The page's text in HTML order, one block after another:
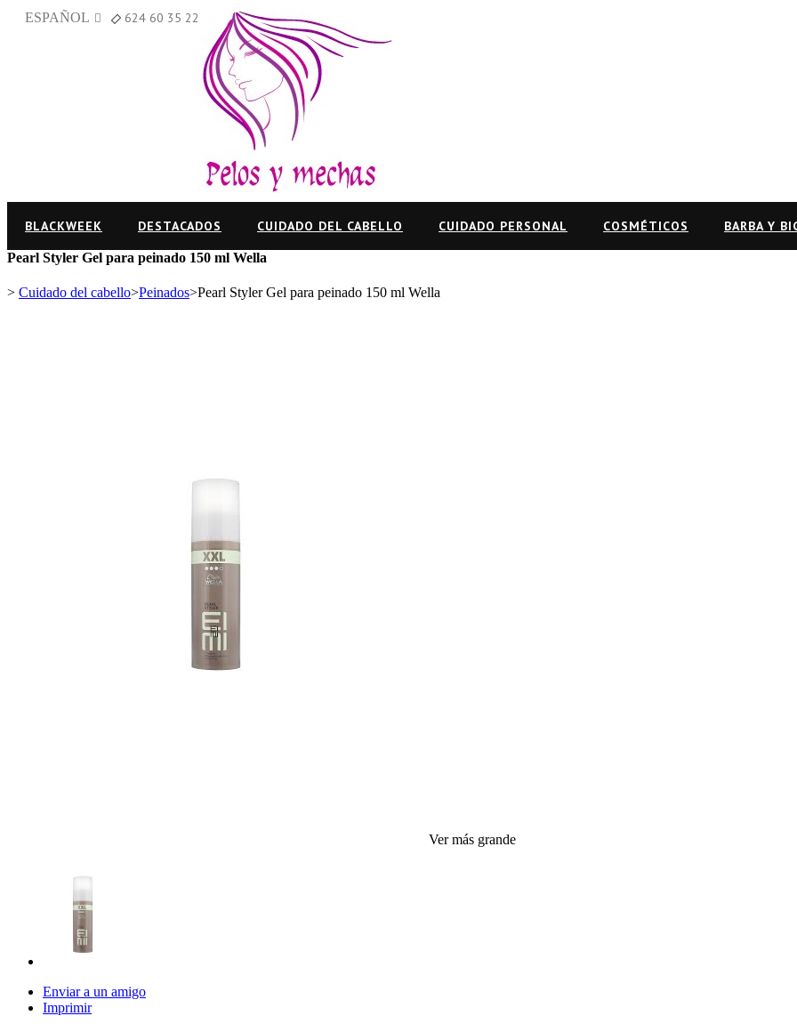
ESPAÑOL 624 60 35 22
BLACKWEEK DESTACADOS CUIDADO DEL CABELLO CUIDADO PERSONAL COSMÉTICOS BARBA Y
Pearl Styler Gel para peinado 150 ml Wella
> Cuidado del cabello>Peinados>Pearl Styler Gel para peinado 150 ml Wella
Ver más grande
Enviar a un amigo
Imprimir